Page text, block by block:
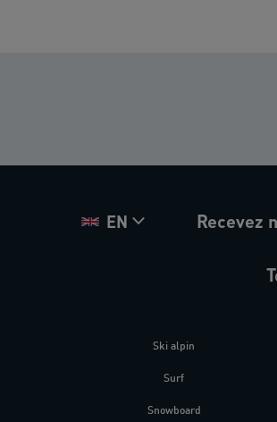
EN Recevez
Ski alpin
Surf
Snowboard